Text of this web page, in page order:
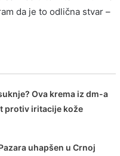
da je to odlična stvar –
Ova krema iz dm-a
protiv iritacije kože
uhapšen u Crnoj